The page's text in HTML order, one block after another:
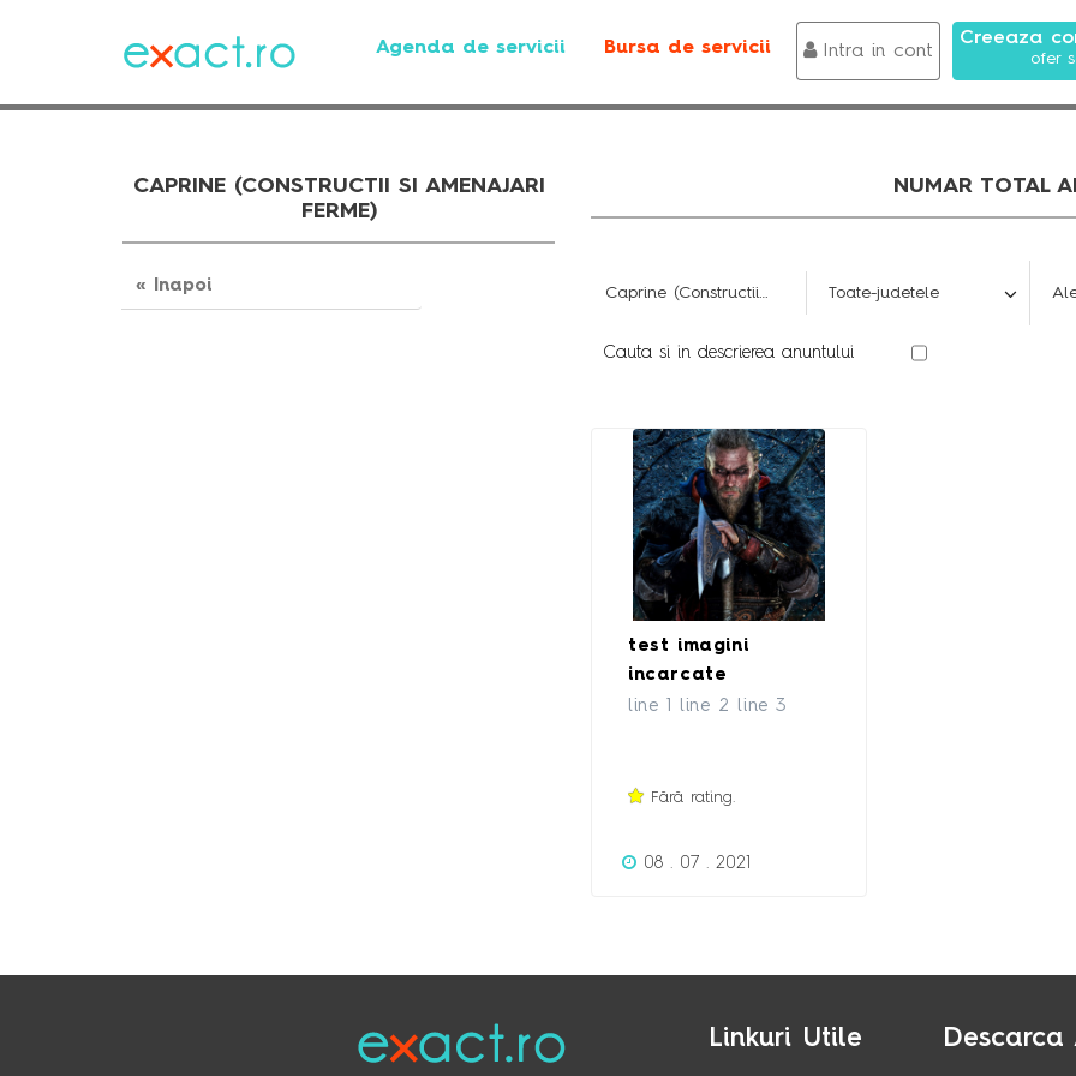
Agenda de servicii Bursa de servicii Intra in cont
Creeaza
ofer
CAPRINE (CONSTRUCTII SI AMENAJARI
FERME)
« Inapoi
NUMAR TOTAL
Cauta si in descrierea anuntului
test imagini
incarcate
line 1 line 2 line 3
Fără rating.
08 . 07 . 2021
Linkuri Utile